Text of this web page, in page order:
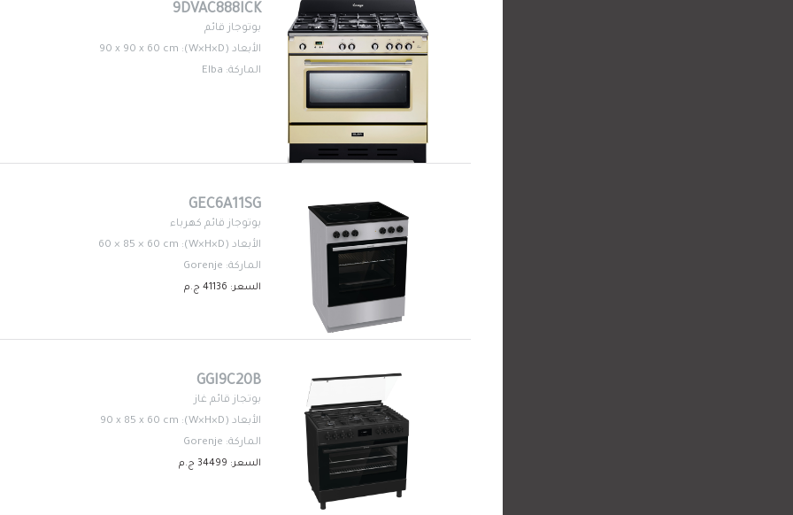
9DVAC888ICK
بوتوجاز قائم
الأبعاد (W×H×D): 90 x 90 x 60 cm
الماركة: Elba
GEC6A11SG
بوتوجاز قائم كهرباء
الأبعاد (W×H×D): 60 × 85 × 60 cm
الماركة: Gorenje
السعر: 41136 ج.م
GGI9C20B
بوتجاز قائم غاز
الأبعاد (W×H×D): 90 x 85 x 60 cm
الماركة: Gorenje
السعر: 34499 ج.م